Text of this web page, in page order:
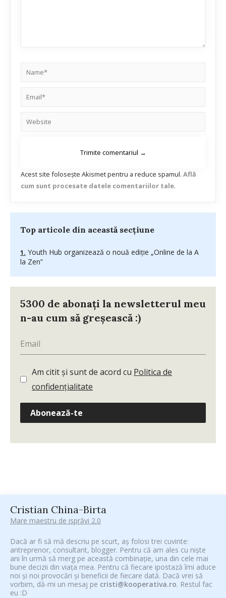
Acest site folosește Akismet pentru a reduce spamul. Află
cum sunt procesate datele comentariilor tale.
Top articole din această secțiune
Youth Hub organizează o nouă ediție „Online de la A
la Zen”
5300 de abonați la newsletterul meu
n-au cum să greșească :)
Am citit și sunt de acord cu Politica de
confidențialitate
Abonează-te
Cristian China-Birta
Mare maestru de isprăvi 2.0
Dacă ar fi să mă descriu pe scurt, aș folosi trei cuvinte:
antreprenor, consultant, blogger. Pentru că am ales cu niște
ani în urmă să merg pe această combinație, una din cele mai
bune decizii din viața mea. Pentru că fiecare ipostază îmi aduce
noi și noi provocări și beneficii de fiecare dată. Dacă vrei să
vorbim, dă-mi un mesaj pe cristi@kooperativa.ro. Restul fac
eu :D